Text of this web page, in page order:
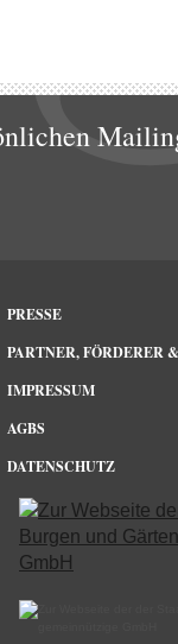
PRESSE
PARTNER, FÖRDERER
IMPRESSUM
AGBS
DATENSCHUTZ